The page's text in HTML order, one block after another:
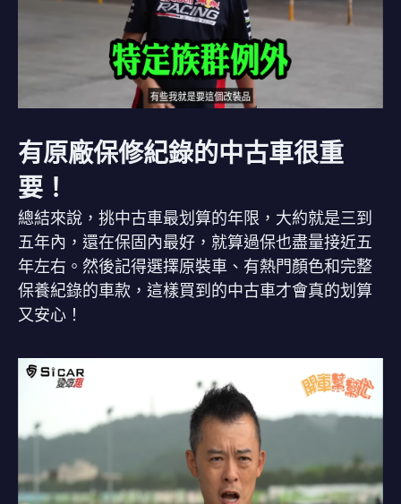
有原廠保修紀錄的中古車很重
要！
總結來說，挑中古車最划算的年限，大約就是三到
五年內，還在保固內最好，就算過保也盡量接近五
年左右。然後記得選擇原裝車、有熱門顏色和完整
保養紀錄的車款，這樣買到的中古車才會真的划算
又安心！